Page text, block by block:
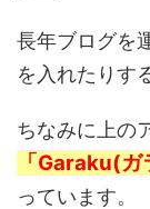
長年ブログを
を入れたりす
ちなみに上の
「Garaku(ガ
っています。